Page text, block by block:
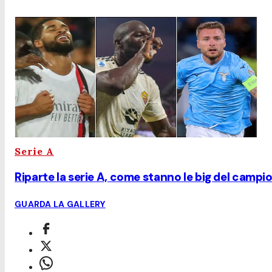
Serie A
Riparte la serie A, come stanno le big del
GUARDA LA GALLERY